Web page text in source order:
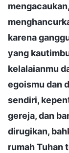
karena
yang
kelalaianmu
egoismu dan
sendiri,
gereja, dan
dirugikan,
rumah Tuhan